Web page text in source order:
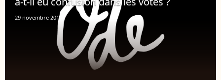
29 novembre 2012